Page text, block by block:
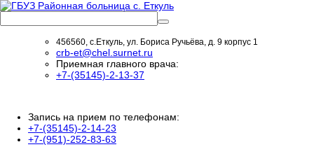
456560, с.Еткуль, ул. Бориса Ручьёва, д. 9 корпус 1
crb-et@chel.surnet.ru
Приемная главного врача:
+7-(35145)-2-13-37
Запись на прием по телефонам:
+7-(35145)-2-14-23
+7-(951)-252-83-63